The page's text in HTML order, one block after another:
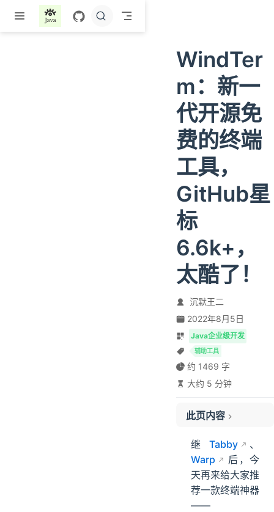
跳至主要內容
WindTer
m：新一
代开源免
费的终端
工具，
GitHub星
标
6.6k+，
太酷了！
沉默王二
2022年8月5日
Java企业级开发
辅助工具
约 1469 字
大约 5 分钟
此页内容
使用 WindTerm
SSH
SFTP
继 Tabby
、
Warp
后，今
天再来给大家推
荐一款终端神器
——